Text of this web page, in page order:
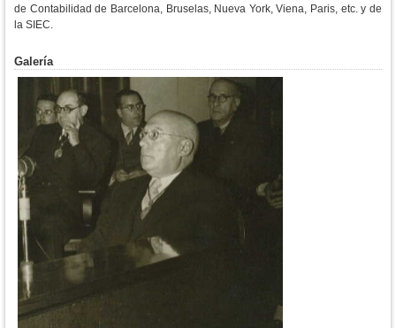
de Contabilidad de Barcelona, Bruselas, Nueva York, Viena, Paris, etc. y de
la SIEC.
Galería